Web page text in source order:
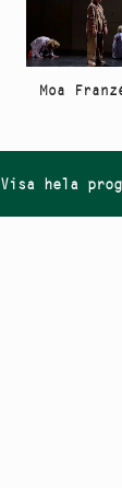
Moa
Visa hela